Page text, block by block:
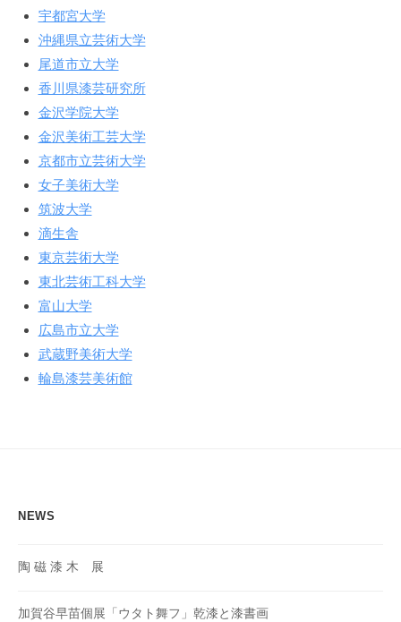
宇都宮大学
沖縄県立芸術大学
尾道市立大学
香川県漆芸研究所
金沢学院大学
金沢美術工芸大学
京都市立芸術大学
女子美術大学
筑波大学
滴生舎
東京芸術大学
東北芸術工科大学
富山大学
広島市立大学
武蔵野美術大学
輪島漆芸美術館
NEWS
陶 磁 漆 木 展
加賀谷早苗個展「ウタト舞フ」乾漆と漆書画